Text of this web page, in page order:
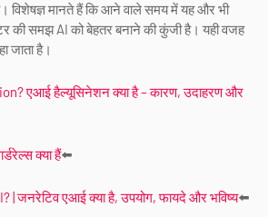
विशेषज्ञ मानते हैं कि आने वाले समय में यह और भी
की समझ AI को बेहतर बनाने की कुंजी है। यही वजह
जाता है।
एआई हैल्यूसिनेशन क्या है – कारण, उदाहरण और
क्या हैं⬅️
| जनरेटिव एआई क्या है, उपयोग, फायदे और भविष्य⬅️